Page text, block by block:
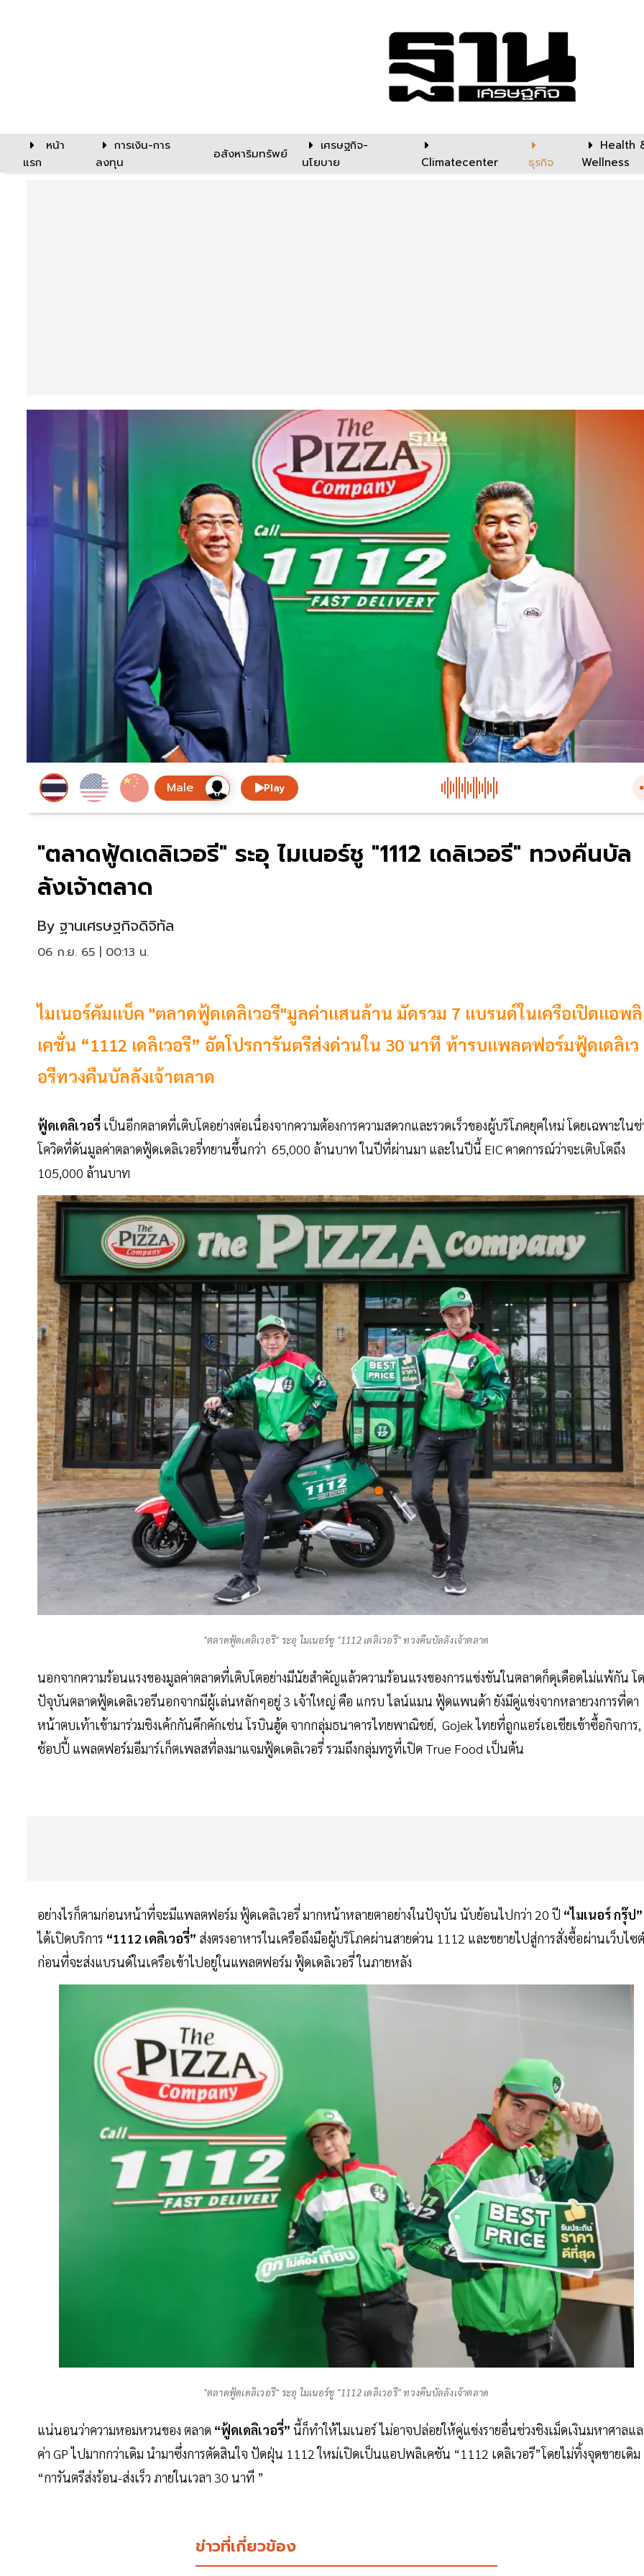
หน้า
แรก
การเงิน-การ
ลงทุน
อสังหาริมทรัพย์
เศรษฐกิจ-
นโยบาย
Climatecenter ธุรกิจ
Health
Wellness
Play
"ตลาดฟู้ดเดลิเวอรี" ระอุ ไมเนอร์ชู "1112 เดลิเวอรี" ทวงคืนบัล
ลังเจ้าตลาด
By ฐานเศรษฐกิจดิจิทัล
06 ก.ย. 65 | 00:13 น.
ไมเนอร์คัมแบ็ค "ตลาดฟู้ดเดลิเวอรี"มูลค่าแสนล้าน มัดรวม 7 แบรนด์ในเครือเปิดแอพลิ
เคชั่น “1112 เดลิเวอรี” อัดโปรการันตรีส่งด่วนใน 30 นาที ท้ารบแพลตฟอร์มฟู้ดเดลิเว
อรีทวงคืนบัลลังเจ้าตลาด
ฟู้ดเดลิเวอรี่ เป็นอีกตลาดที่เติบโตอย่างต่อเนื่องจากความต้องการความสดวกและรวดเร็วของผู้บริโภคยุคใหม่ โดยเฉพาะในช่
โควิดที่ดันมูลค่าตลาดฟู้ดเดลิเวอรี่ทยานขึ้นกว่า 65,000 ล้านบาท ในปีที่ผ่านมา และในปีนี้ EIC คาดการณ์ว่าจะเติบโตถึง
105,000 ล้านบาท
"ตลาดฟู้ดเดลิเวอรี" ระอุ ไมเนอร์ชู "1112 เดลิเวอรี" ทวงคืนบัลลังเจ้าตลาด
นอกจากความร้อนแรงของมูลค่าตลาดที่เติบโตอย่างมีนัยสำคัญแล้วความร้อนแรงของการแข่งขันในตลาดก็ดุเดือดไม่แพ้กัน โ
ปัจุบันตลาดฟู้ดเดลิเวอรีนอกจากมีผู้เล่นหลักๆอยู่ 3 เจ้าใหญ่ คือ แกรบ ไลน์แมน ฟู้ดแพนด้า ยังมีคู่แข่งจากหลายวงการที่ดา
หน้าตบเท้าเข้ามาร่วมชิงเค้กกันคึกคักเช่น โรบินฮู้ด จากกลุ่มธนาคารไทยพาณิชย์, Gojek ไทยที่ถูกแอร์เอเชียเข้าซื้อกิจการ,
ช้อปปี้ แพลตฟอร์มอีมาร์เก็ตเพลสที่ลงมาแจมฟู้ดเดลิเวอรี่ รวมถึงกลุ่มทรูที่เปิด True Food เป็นต้น
อย่างไรก็ตามก่อนหน้าที่จะมีแพลตฟอร์ม ฟู้ดเดลิเวอรี่ มากหน้าหลายตาอย่างในปัจุบัน นับย้อนไปกว่า 20 ปี “ไมเนอร์ กรุ๊ป”
ได้เปิดบริการ “1112 เดลิเวอรี่” ส่งตรงอาหารในเครือถึงมือผู้บริโภคผ่านสายด่วน 1112 และขยายไปสู่การสั่งซื้อผ่านเว็บไซต์
ก่อนที่จะส่งแบรนด์ในเครือเข้าไปอยู่ในแพลตฟอร์ม ฟู้ดเดลิเวอรี่ ในภายหลัง
"ตลาดฟู้ดเดลิเวอรี" ระอุ ไมเนอร์ชู "1112 เดลิเวอรี" ทวงคืนบัลลังเจ้าตลาด
แน่นอนว่าความหอมหวนของ ตลาด “ฟู้ดเดลิเวอรี่” นี้ก็ทำให้ไมเนอร์ ไม่อาจปล่อยให้คู่แข่งรายอื่นช่วงชิงเม็ดเงินมหาศาลแ
ค่า GP ไปมากกว่าเดิม นำมาซึ่งการตัดสินใจ ปัดฝุ่น 1112 ใหม่เปิดเป็นแอปพลิเคชัน “1112 เดลิเวอรี”โดยไม่ทิ้งจุดขายเดิม
“การันตรีส่งร้อน-ส่งเร็ว ภายในเวลา 30 นาที ”
ข่าวที่เกี่ยวข้อง